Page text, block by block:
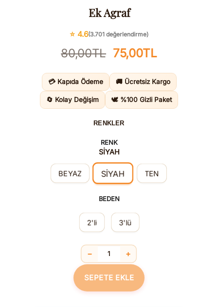
Ek Agraf
⭐ 4.6(3.701 değerlendirme)
80,00TL Orijinal
80,00TL.
75,00TLŞu
fiyat:
75,00TL.
💳 Kapıda Ödeme 🚚 Ücretsiz Kargo
🔄 Kolay Değişim 🕊️ %100 Gizli Paket
RENKLER
RENK
SİYAH
BEYAZ SİYAH TEN
BEDEN
2'li 3'lü
Ek Agraf adet
− +
SEPETE EKLE